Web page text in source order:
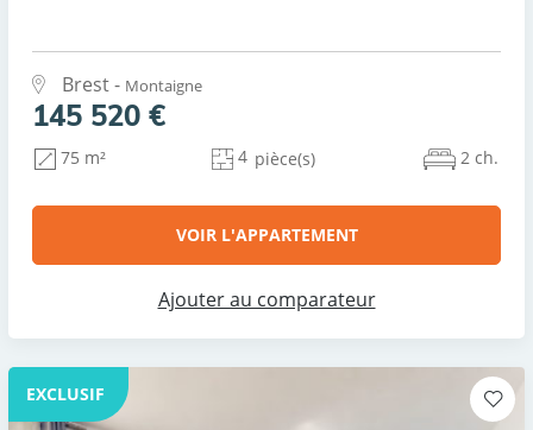
Brest - Montaigne
145 520 €
75 m² 4 pièce(s) 2 ch.
VOIR L'APPARTEMENT
Ajouter au comparateur
EXCLUSIF